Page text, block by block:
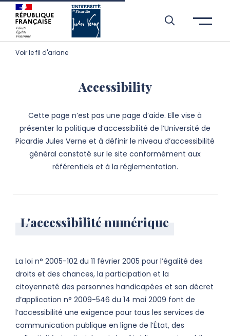
Skip to header area
Skip to main navigation
Skip to main content
Skip to search
Skip to cookies
Skip to footer
Voir le fil d'ariane
Accessibility
Cette page n’est pas une page d’aide. Elle vise à
présenter la politique d’accessibilité de l’Université de
Picardie Jules Verne et à définir le niveau d’accessibilité
général constaté sur le site conformément aux
référentiels et à la réglementation.
L'accessibilité numérique
La loi n° 2005-102 du 11 février 2005 pour l’égalité des
droits et des chances, la participation et la
citoyenneté des personnes handicapées et son décret
d’application n° 2009-546 du 14 mai 2009 font de
l’accessibilité une exigence pour tous les services de
communication publique en ligne de l’État, des